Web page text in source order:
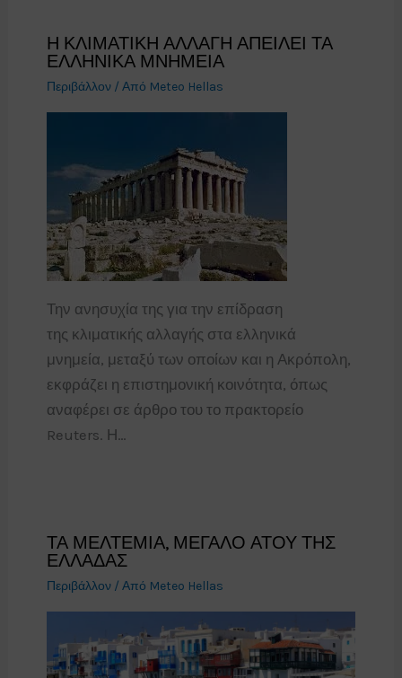
Η ΚΛΙΜΑΤΙΚΗ ΑΛΛΑΓΗ ΑΠΕΙΛΕΙ ΤΑ
ΕΛΛΗΝΙΚΑ ΜΝΗΜΕΙΑ
Περιβάλλον/ Από Meteo Hellas
Την ανησυχία της για την επίδραση
της κλιματικής αλλαγής στα ελληνικά
μνημεία, μεταξύ των οποίων και η Ακρόπολη,
εκφράζει η επιστημονική κοινότητα, όπως
αναφέρει σε άρθρο του το πρακτορείο
Reuters. Η…
ΤΑ ΜΕΛΤΕΜΙΑ, ΜΕΓΑΛΟ ΑΤΟΥ ΤΗΣ
ΕΛΛΑΔΑΣ
Περιβάλλον/ Από Meteo Hellas